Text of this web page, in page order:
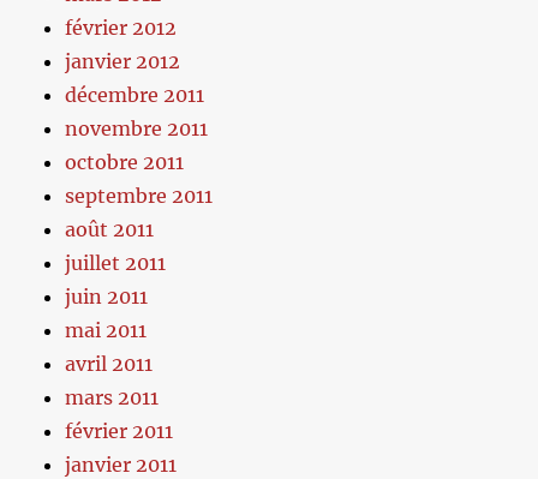
février 2012
janvier 2012
décembre 2011
novembre 2011
octobre 2011
septembre 2011
août 2011
juillet 2011
juin 2011
mai 2011
avril 2011
mars 2011
février 2011
janvier 2011